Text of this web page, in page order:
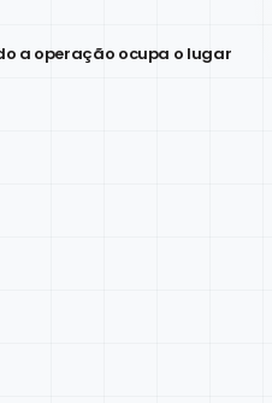
a operação ocupa o lugar